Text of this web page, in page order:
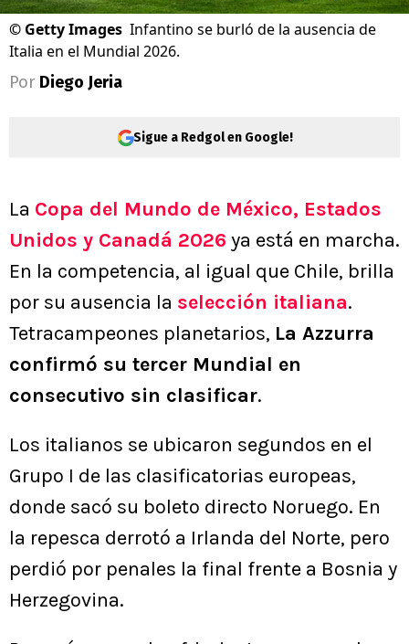
© Getty Images Infantino se burló de la ausencia de
Italia en el Mundial 2026.
Por Diego Jeria
Sigue a Redgol en Google!
La Copa del Mundo de México, Estados
Unidos y Canadá 2026 ya está en marcha.
En la competencia, al igual que Chile, brilla
por su ausencia la selección italiana.
Tetracampeones planetarios, La Azzurra
confirmó su tercer Mundial en
consecutivo sin clasificar.
Los italianos se ubicaron segundos en el
Grupo I de las clasificatorias europeas,
donde sacó su boleto directo Noruego. En
la repesca derrotó a Irlanda del Norte, pero
perdió por penales la final frente a Bosnia y
Herzegovina.